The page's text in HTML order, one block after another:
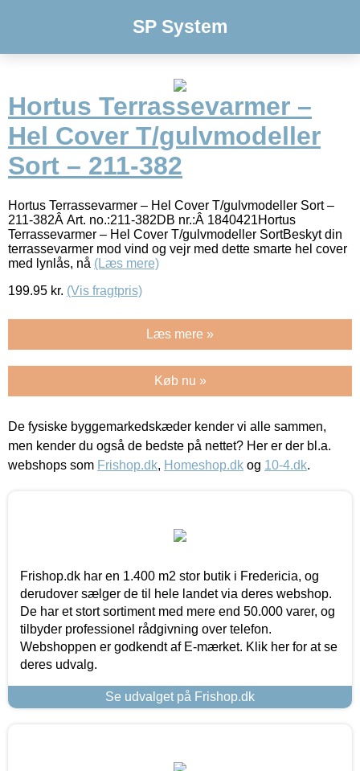
SP System
Hortus Terrassevarmer –
Hel Cover T/gulvmodeller
Sort – 211-382
Hortus Terrassevarmer – Hel Cover T/gulvmodeller Sort –
211-382Â Art. no.:211-382DB nr.:Â 1840421Hortus
Terrassevarmer – Hel Cover T/gulvmodeller SortBeskyt din
terrassevarmer mod vind og vejr med dette smarte hel cover
med lynlås, nå (Læs mere)
199.95 kr. (Vis fragtpris)
Læs mere »
Køb nu »
De fysiske byggemarkedskæder kender vi alle sammen,
men kender du også de bedste på nettet? Her er der bl.a.
webshops som Frishop.dk, Homeshop.dk og 10-4.dk.
Frishop.dk har en 1.400 m2 stor butik i Fredericia, og
derudover sælger de til hele landet via deres webshop.
De har et stort sortiment med mere end 50.000 varer, og
tilbyder professionel rådgivning over telefon.
Webshoppen er godkendt af E-mærket. Klik her for at se
deres udvalg.
Se udvalget på Frishop.dk